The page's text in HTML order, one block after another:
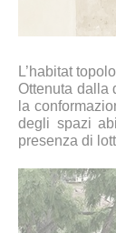
L’habitat
Ottenuta dalla
la
degli spazi
presenza di